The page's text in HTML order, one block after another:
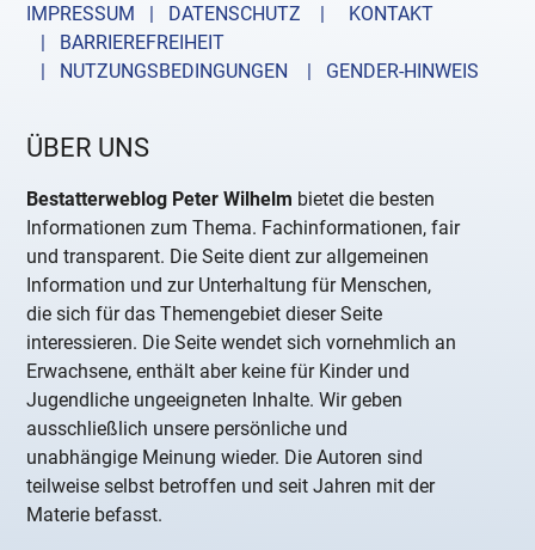
IMPRESSUM | DATENSCHUTZ |
KONTAKT
| BARRIEREFREIHEIT
| NUTZUNGSBEDINGUNGEN
| GENDER-HINWEIS
ÜBER UNS
Bestatterweblog Peter Wilhelm bietet die besten
Informationen zum Thema. Fachinformationen, fair
und transparent. Die Seite dient zur allgemeinen
Information und zur Unterhaltung für Menschen,
die sich für das Themengebiet dieser Seite
interessieren. Die Seite wendet sich vornehmlich an
Erwachsene, enthält aber keine für Kinder und
Jugendliche ungeeigneten Inhalte. Wir geben
ausschließlich unsere persönliche und
unabhängige Meinung wieder. Die Autoren sind
teilweise selbst betroffen und seit Jahren mit der
Materie befasst.